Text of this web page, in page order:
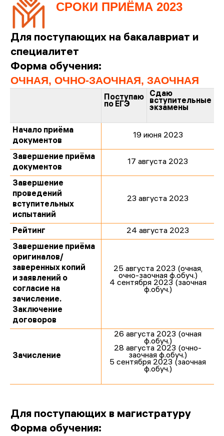
СРОКИ ПРИЁМА 2023
Для поступающих на бакалавриат и
специалитет
Форма обучения:
ОЧНАЯ, ОЧНО-ЗАОЧНАЯ, ЗАОЧНАЯ
Поступаю
по ЕГЭ
Сдаю
вступительные
экзамены
Начало приёма
документов
19 июня 2023
Завершение приёма
документов
17 августа 2023
Завершение
проведений
вступительных
испытаний
23 августа 2023
Рейтинг
24 августа 2023
Завершение приёма
оригиналов/
заверенных копий
и заявлений о
согласие на
зачисление.
Заключение
договоров
25 августа 2023 (очная,
очно-заочная ф.обуч.)
4 сентября 2023 (заочная
ф.обуч.)
Зачисление
26 августа 2023 (очная
ф.обуч.)
28 августа 2023 (очно-
заочная ф.обуч.)
5 сентября 2023 (заочная
ф.обуч.)
Для поступающих в магистратуру
Форма обучения: